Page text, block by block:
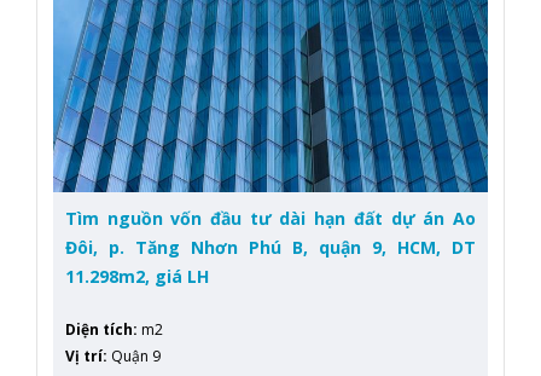
Tìm nguồn vốn đầu tư dài hạn đất dự án Ao
Đôi, p. Tăng Nhơn Phú B, quận 9, HCM, DT
11.298m2, giá LH
Diện tích: m2
Vị trí: Quận 9